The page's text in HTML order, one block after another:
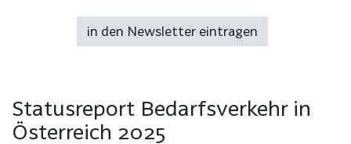
in den Newsletter eintragen
Statusreport Bedarfsverkehr in
Österreich 2025